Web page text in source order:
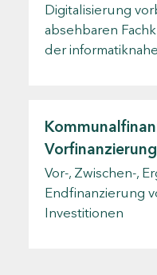
Digitalisierung
absehbaren
der
Vorfinanzierung
Vor-, Zwischen-,
Endfinanzierung
Investitionen